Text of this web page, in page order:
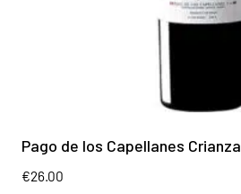
Pago de los Capellanes Crianza
€26.00